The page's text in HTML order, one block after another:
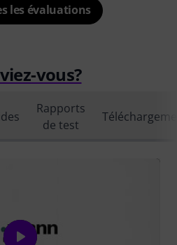
les évaluations
vous?
Rapports
de test